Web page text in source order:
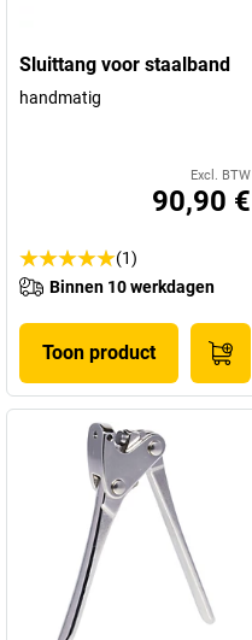
Sluittang voor staalband
handmatig
Excl. BTW
90,90 €
(1)
Binnen 10 werkdagen
Toon product